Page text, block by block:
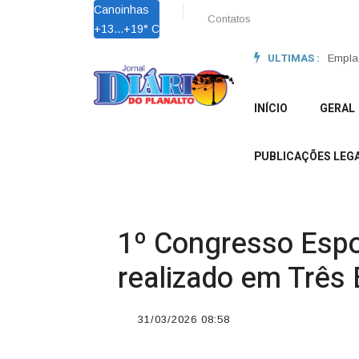
Canoinhas
+13...+19° C
Contatos
ULTIMAS : Lei
INÍCIO GERAL
PUBLICAÇÕES
1º Congresso
realizado em Três
31/03/2026 08:58